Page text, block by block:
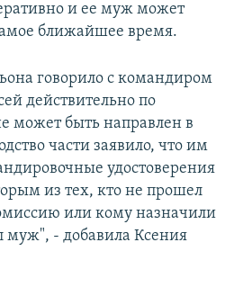
и ее муж может
ближайшее время.
говорило с командиром
действительно по
может быть направлен в
части заявило, что им
удостоверения
из тех, кто не прошел
или кому назначили
муж", - добавила Ксения